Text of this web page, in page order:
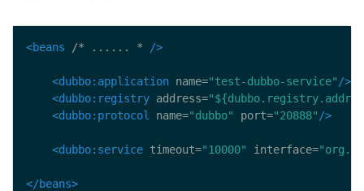
<beans /* ...... * />
<dubbo:application name="test-dubbo-service" />
<dubbo:registry address=
<dubbo:protocol
name="dubbo" port="20888" />
<dubbo:service timeout="10000" interface=
</beans>